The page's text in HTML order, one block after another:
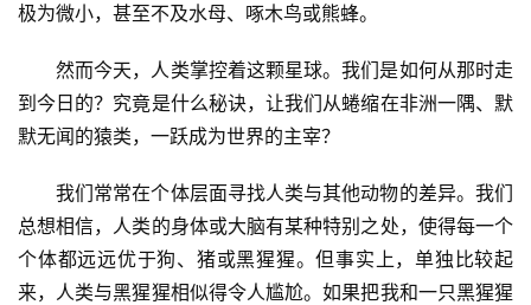
极为微小，甚至不及水母、啄木鸟或熊蜂。
然而今天，人类掌控着这颗星球。我们是如何从那时走
到今日的？究竟是什么秘诀，让我们从蜷缩在非洲一隅、默
默无闻的猿类，一跃成为世界的主宰？
我们常常在个体层面寻找人类与其他动物的差异。我们
总想相信，人类的身体或大脑有某种特别之处，使得每一个
个体都远远优于狗、猪或黑猩猩。但事实上，单独比较起
来，人类与黑猩猩相似得令人尴尬。如果把我和一只黑猩猩